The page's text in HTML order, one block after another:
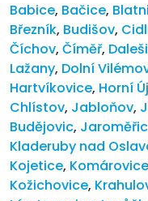
Babice, Bačice,
Březník, Budišov,
Číchov, Číměř,
Lažany, Dolní
Hartvíkovice, Horní
Chlístov, Jabloňov,
Budějovic,
Kladeruby nad
Kojetice, Komárovice
Kožichovice,